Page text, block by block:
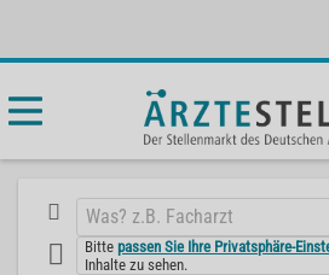
Bittepassen Sie Ihre Privatsphäre-
Inhalte zu sehen.